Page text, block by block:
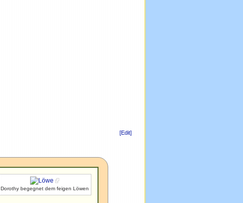
[Edit]
Dorothy begegnet dem feigen Löwen